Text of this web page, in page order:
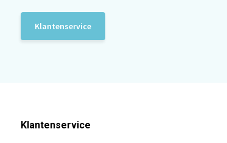
Klantenservice
Klantenservice